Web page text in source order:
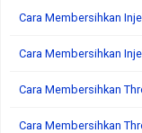
Cara Membersihkan
Cara Membersihkan
Cara Membersihkan
Cara Membersihkan